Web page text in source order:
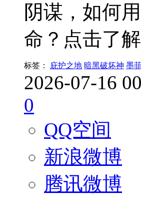
阴谋，如何
命？点击了解
标签： 庇护之地 暗黑破坏神 墨
2026-07-16
0
QQ空间
新浪微博
腾讯微博